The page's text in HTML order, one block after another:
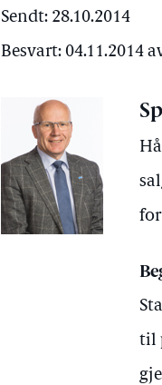
Sendt: 28.10.2014
Besvart: 04.11.2014
til